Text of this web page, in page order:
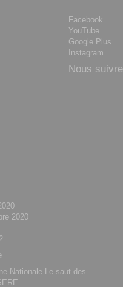
Facebook
YouTube
Google Plus
Instagram
Nous suivre
2020
Nationale Le saut des